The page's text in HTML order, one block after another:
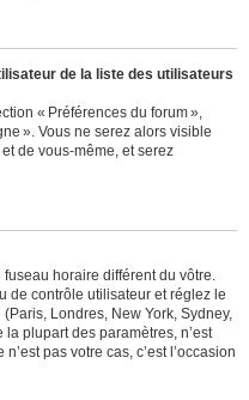
de la liste des utilisateurs
« Préférences du forum »,
». Vous ne serez alors visible
de vous-même, et serez
fuseau horaire différent du vôtre.
de contrôle utilisateur et réglez le
Londres, New York, Sydney,
plupart des paramètres, n’est
pas votre cas, c’est l’occasion